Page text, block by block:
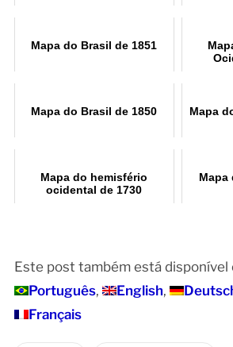
Mapa do Brasil de 1851
Mapa do Brasil de 1850
Mapa
Mapa do hemisfério
ocidental de 1730
Mapa
Este post também está disponível
Português
English
Français